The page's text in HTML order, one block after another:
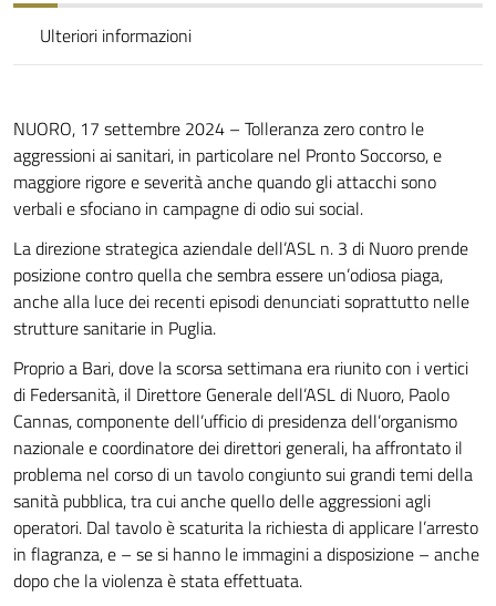
Ulteriori informazioni
NUORO, 17 settembre 2024 – Tolleranza zero contro le
aggressioni ai sanitari, in particolare nel Pronto Soccorso, e
maggiore rigore e severità anche quando gli attacchi sono
verbali e sfociano in campagne di odio sui social.
La direzione strategica aziendale dell’ASL n. 3 di Nuoro prende
posizione contro quella che sembra essere un’odiosa piaga,
anche alla luce dei recenti episodi denunciati soprattutto nelle
strutture sanitarie in Puglia.
Proprio a Bari, dove la scorsa settimana era riunito con i vertici
di Federsanità, il Direttore Generale dell’ASL di Nuoro, Paolo
Cannas, componente dell’ufficio di presidenza dell’organismo
nazionale e coordinatore dei direttori generali, ha affrontato il
problema nel corso di un tavolo congiunto sui grandi temi della
sanità pubblica, tra cui anche quello delle aggressioni agli
operatori. Dal tavolo è scaturita la richiesta di applicare l’arresto
in flagranza, e – se si hanno le immagini a disposizione – anche
dopo che la violenza è stata effettuata.